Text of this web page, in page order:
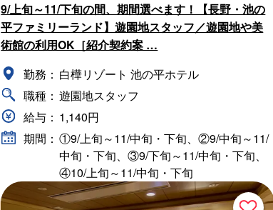
9/上旬～11/下旬の間、期間選べます！【長野・池の
平ファミリーランド】遊園地スタッフ／遊園地や美
術館の利用OK［紹介契約案 …
勤務： 白樺リゾート 池の平ホテル
職種： 遊園地スタッフ
給与： 1,140円
期間： ①9/上旬～11/中旬・下旬、②9/中旬～11/
中旬・下旬、③9/下旬～11/中旬・下旬、
④10/上旬～11/中旬・下旬